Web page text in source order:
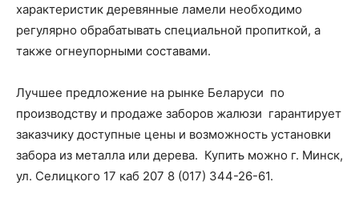
характеристик деревянные ламели необходимо
регулярно обрабатывать специальной пропиткой, а
также огнеупорными составами.
Лучшее предложение на рынке Беларуси по
производству и продаже заборов жалюзи гарантирует
заказчику доступные цены и возможность установки
забора из металла или дерева. Купить можно г. Минск,
ул. Селицкого 17 каб 207 8 (017) 344-26-61.